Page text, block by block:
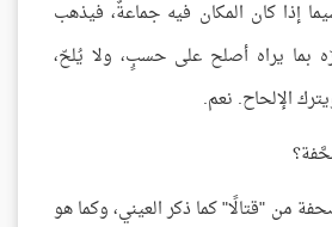
إذا كان المكان فيه جماعةٌ، فيذهب
بما يراه أصلح على حسبٍ، ولا يُلحّ،
الإلحاح. نعم.
من "قتالًا" كما ذكر العيني، وكما هو